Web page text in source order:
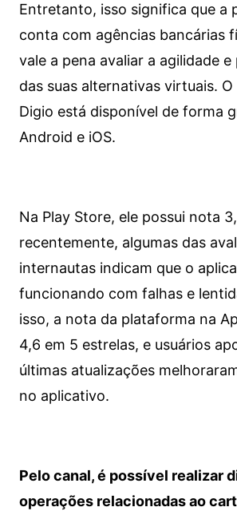
Entretanto, isso significa que a
conta com agências bancárias
vale a pena avaliar a agilidade
das suas alternativas virtuais.
Digio está disponível de forma
Android e iOS.
Na Play Store, ele possui nota
recentemente, algumas das
internautas indicam que o
funcionando com falhas e
isso, a nota da plataforma na
4,6 em 5 estrelas, e usuários
últimas atualizações
no aplicativo.
Pelo canal, é possível realizar
operações relacionadas ao